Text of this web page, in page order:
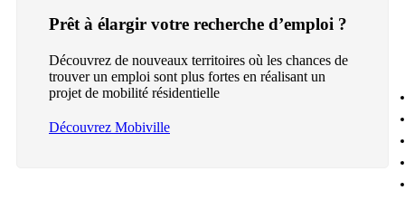
Prêt à élargir votre recherche d’emploi ?
Découvrez de nouveaux territoires où les chances de
trouver un emploi sont plus fortes en réalisant un
projet de mobilité résidentielle
Découvrez Mobiville